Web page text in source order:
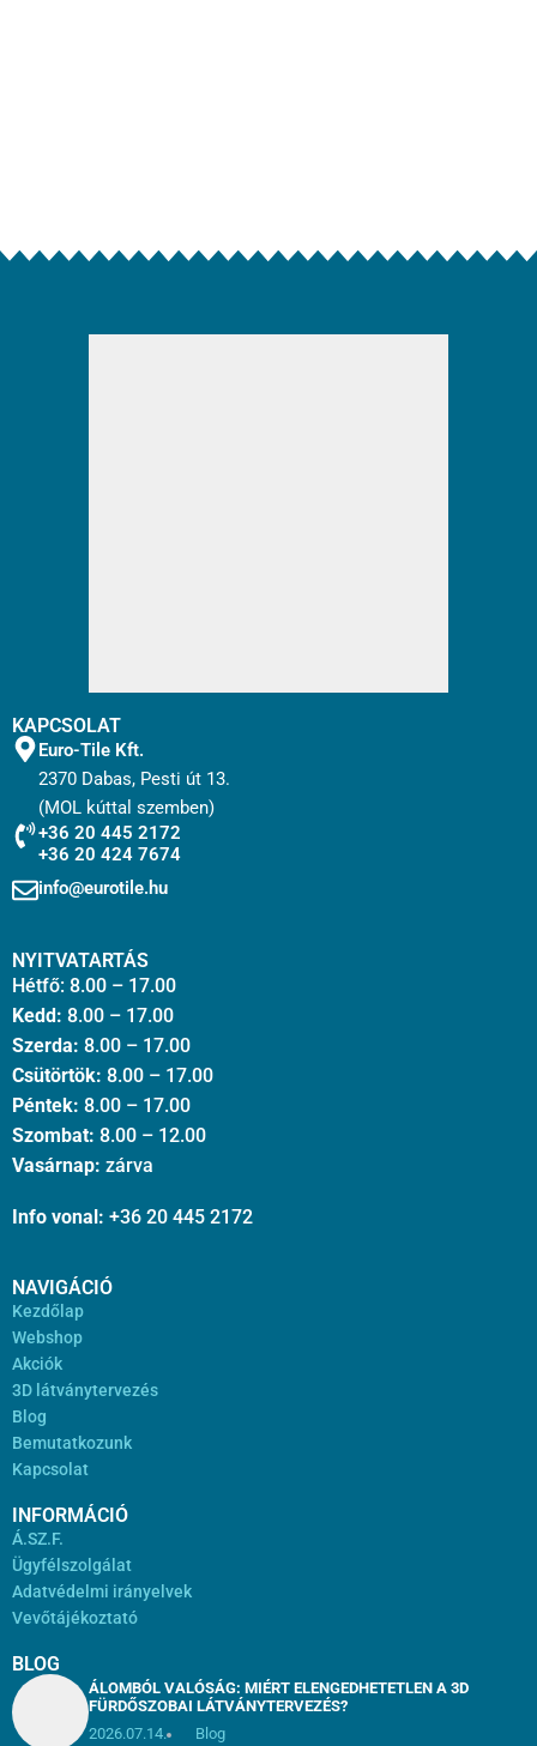
KAPCSOLAT
Euro-Tile Kft.
2370 Dabas, Pesti út 13.
(MOL kúttal szemben)
+36 20 445 2172
+36 20 424 7674
info@eurotile.hu
NYITVATARTÁS
Hétfő: 8.00 – 17.00
Kedd: 8.00 – 17.00
Szerda: 8.00 – 17.00
Csütörtök: 8.00 – 17.00
Péntek: 8.00 – 17.00
Szombat: 8.00 – 12.00
Vasárnap: zárva
Info vonal: +36 20 445 2172
NAVIGÁCIÓ
Kezdőlap
Webshop
Akciók
3D látványtervezés
Blog
Bemutatkozunk
Kapcsolat
INFORMÁCIÓ
Á.SZ.F.
Ügyfélszolgálat
Adatvédelmi irányelvek
Vevőtájékoztató
BLOG
ÁLOMBÓL VALÓSÁG: MIÉRT ELENGEDHETETLEN A 3D
FÜRDŐSZOBAI LÁTVÁNYTERVEZÉS?
2026.07.14.
Blog